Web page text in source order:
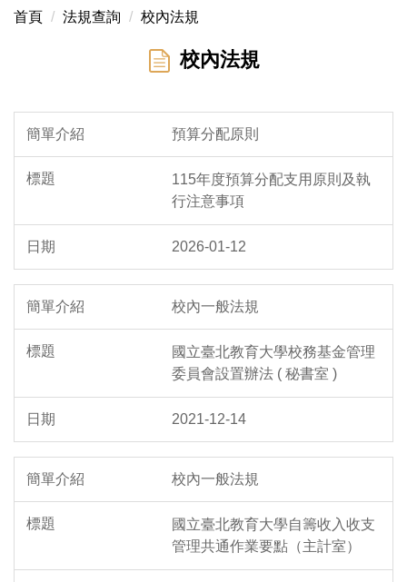
首頁 法規查詢 校內法規
校內法規
預算分配原則
115年度預算分配支用原則及執
行注意事項
2026-01-12
校內一般法規
國立臺北教育大學校務基金管理
委員會設置辦法 ( 秘書室 )
2021-12-14
校內一般法規
國立臺北教育大學自籌收入收支
管理共通作業要點（主計室）